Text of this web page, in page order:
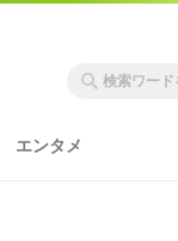
エンタメ